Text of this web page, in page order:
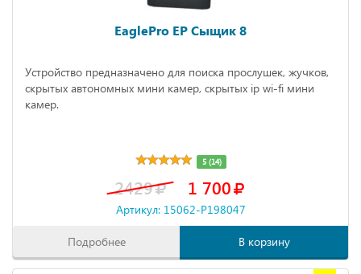
EaglePro EP Сыщик 8
Устройство предназначено для поиска прослушек, жучков,
скрытых автономных мини камер, скрытых ip wi-fi мини
камер.
5 (14)
2429 1 700
Артикул: 15062-P198047
Подробнее В корзину